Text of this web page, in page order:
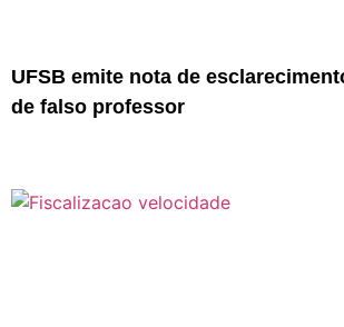
UFSB emite nota de
de falso professor